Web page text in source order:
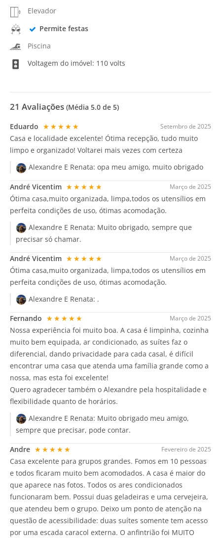
Elevador
Permite festas
Piscina
Voltagem do imóvel: 110 volts
21 Avaliações (Média 5.0 de 5)
Setembro de 2025
Eduardo ★★★★★
Casa e localidade excelente! Ótima recepção, tudo muito
limpo e organizado! Voltarei mais vezes com certeza
Alexandre E Renata: opa meu amigo, muito obrigado
Março de 2025
André Vicentim ★★★★★
Ótima casa,muito organizada, limpa,todos os utensílios em
perfeita condições de uso, ótimas acomodação.
Alexandre E Renata: Muito obrigado, sempre que
precisar só chamar.
Março de 2025
André Vicentim ★★★★★
Ótima casa,muito organizada, limpa,todos os utensílios em
perfeita condições de uso, ótimas acomodação.
Alexandre E Renata: .
Março de 2025
Fernando ★★★★★
Nossa experiência foi muito boa. A casa é limpinha, cozinha
muito bem equipada, ar condicionado, as suítes faz o
diferencial, dando privacidade para cada casal, é difícil
encontrar uma casa que atenda uma família grande como a
nossa, mas esta foi excelente!
Quero agradecer também o Alexandre pela hospitalidade e
flexibilidade quanto de horários.
Alexandre E Renata: Muito obrigado meu amigo,
sempre que precisar, pode contar.
Fevereiro de 2025
Andre ★★★★★
Casa excelente para grupos grandes. Fomos em 10 pessoas
e todos ficaram muito bem acomodados. A casa é maior do
que aparece nas fotos. Todos os ares condicionados
funcionaram bem. Possui duas geladeiras e uma cervejeira,
que atendeu bem o grupo. Deixo um ponto de atenção na
questão de acessibilidade: duas suítes somente tem acesso
por uma escada caracol externa. O anfintrião foi MUITO